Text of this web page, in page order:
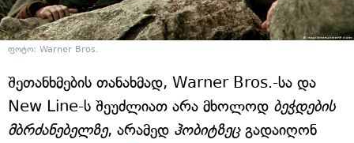
ფოტო: Warner Bros.
შეთანხმების თანახმად, Warner Bros.-სა და
New Line-ს შეუძლიათ არა მხოლოდ ბეჭდების
მბრძანებელზე, არამედ ჰობიტზეცგადაიღონ